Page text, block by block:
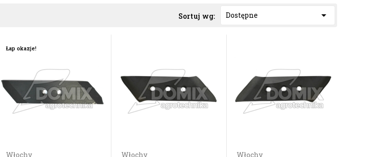
Sortuj wg: Dostępne 
Łap okazje!
Włochy
Włochy
Włochy